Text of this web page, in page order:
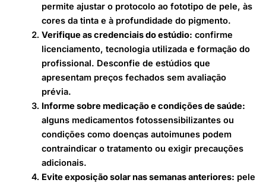
permite ajustar o protocolo ao fototipo de pele, às
cores da tinta e à profundidade do pigmento.
Verifique as credenciais do estúdio: confirme
licenciamento, tecnologia utilizada e formação do
profissional. Desconfie de estúdios que
apresentam preços fechados sem avaliação
prévia.
Informe sobre medicação e condições de saúde:
alguns medicamentos fotossensibilizantes ou
condições como doenças autoimunes podem
contraindicar o tratamento ou exigir precauções
adicionais.
Evite exposição solar nas semanas anteriores: pele